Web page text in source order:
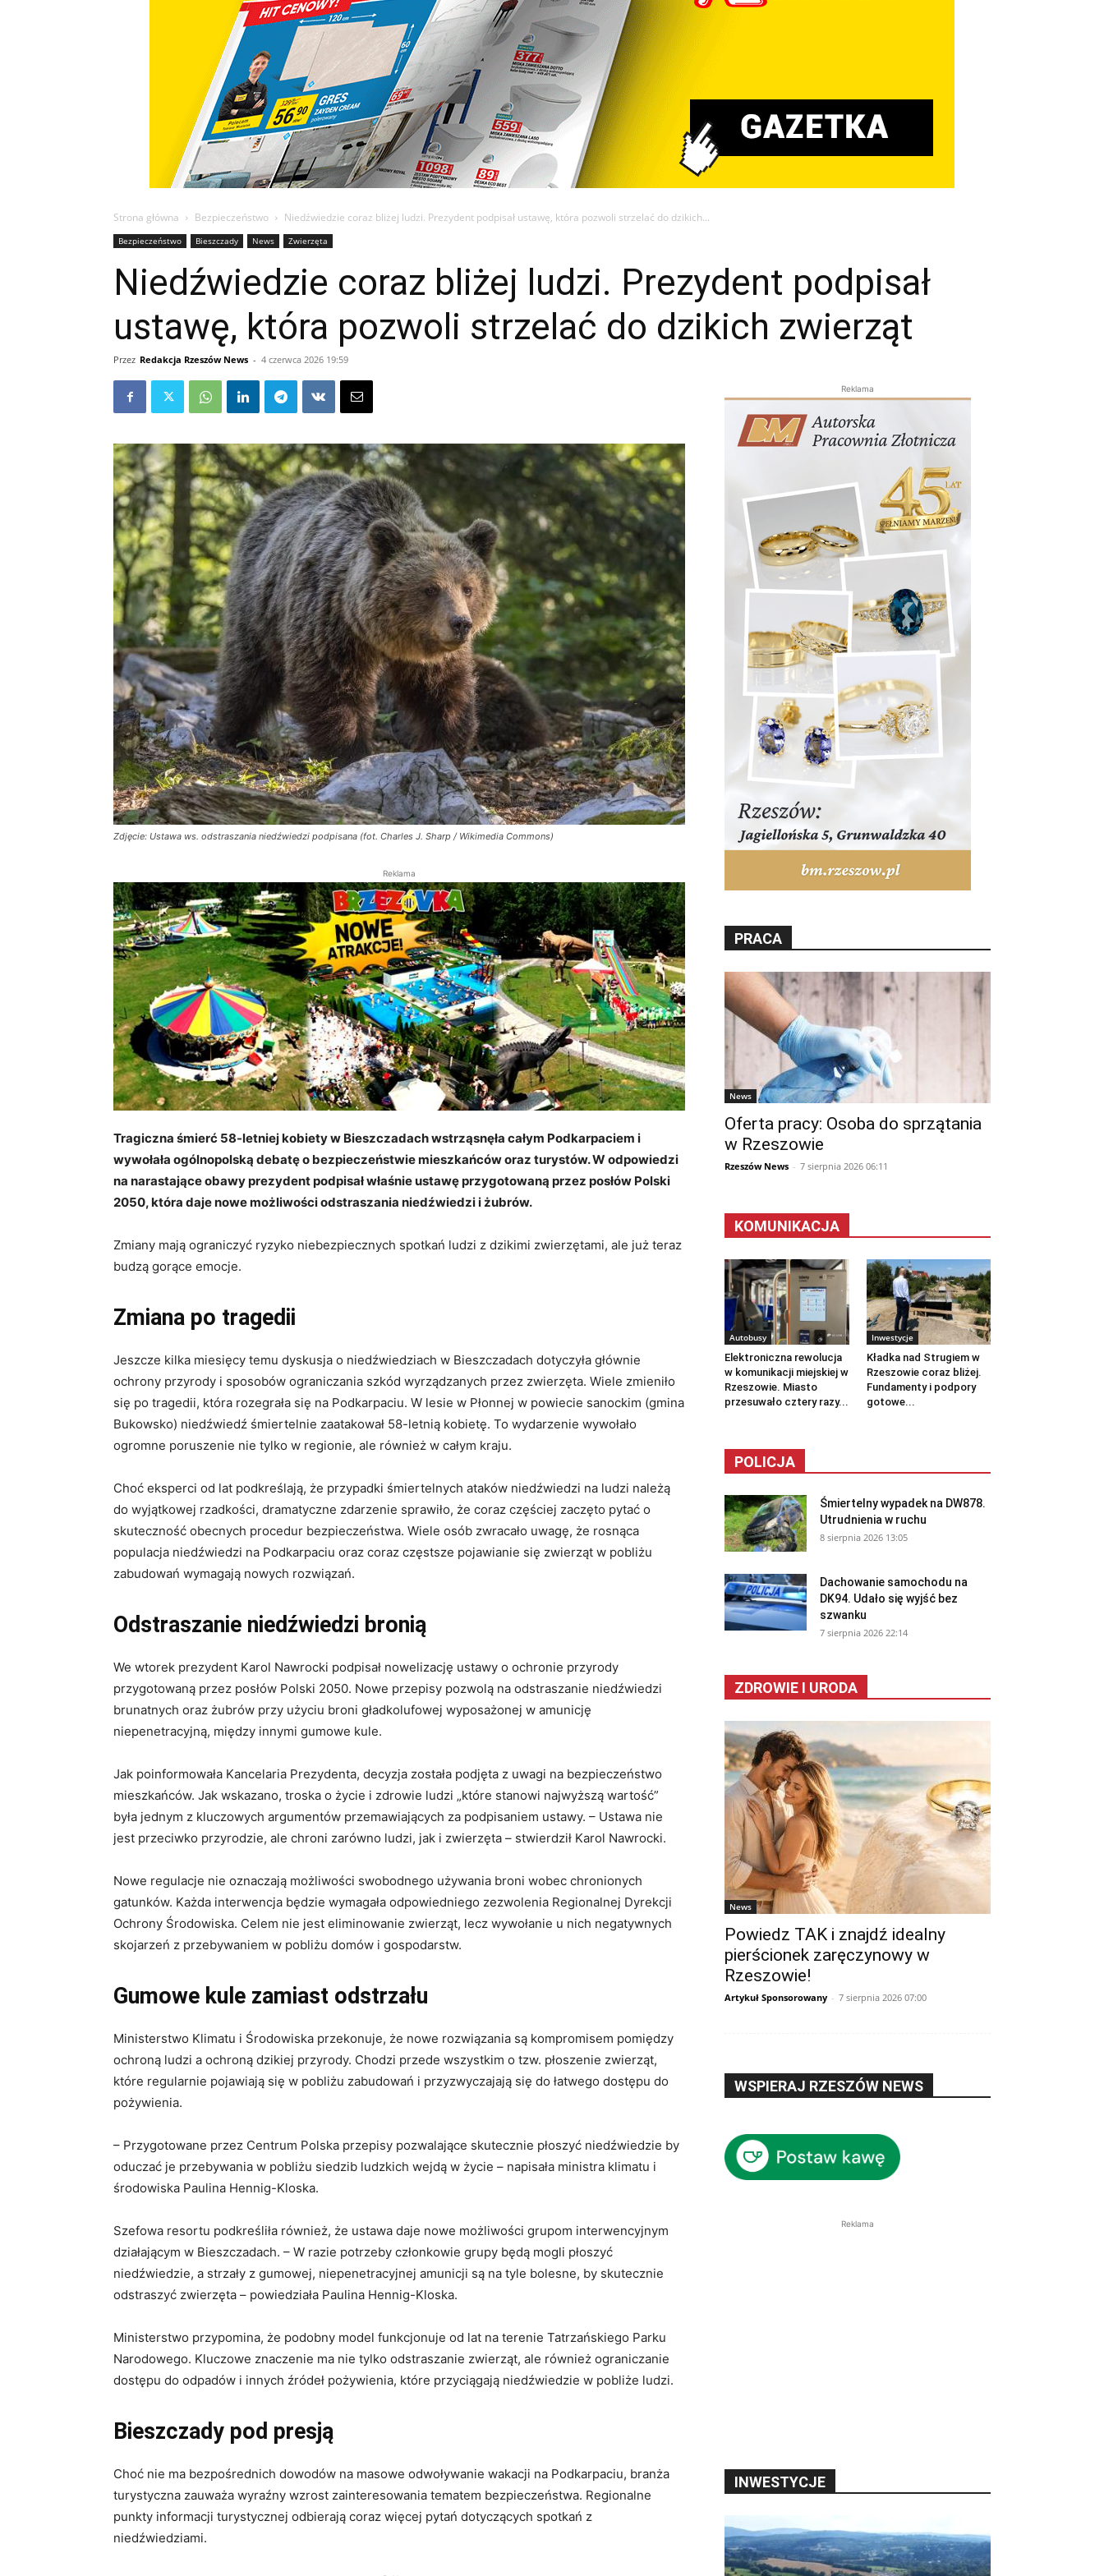
Strona główna Bezpieczeństwo Niedźwiedzie coraz bliżej ludzi. Prezydent podpisał ustawę, która pozwoli strzelać do dzikich...
Bezpieczeństwo Bieszczady News Zwierzęta
Niedźwiedzie coraz bliżej ludzi. Prezydent podpisał
ustawę, która pozwoli strzelać do dzikich zwierząt
Przez Redakcja Rzeszów News - 4 czerwca 2026 19:59
Zdjęcie: Ustawa ws. odstraszania niedźwiedzi podpisana (fot. Charles J. Sharp / Wikimedia Commons)
Reklama
Tragiczna śmierć 58-letniej kobiety w Bieszczadach wstrząsnęła całym Podkarpaciem i
wywołała ogólnopolską debatę o bezpieczeństwie mieszkańców oraz turystów. W odpowiedzi
na narastające obawy prezydent podpisał właśnie ustawę przygotowaną przez posłów Polski
2050, która daje nowe możliwości odstraszania niedźwiedzi i żubrów.
Zmiany mają ograniczyć ryzyko niebezpiecznych spotkań ludzi z dzikimi zwierzętami, ale już teraz
budzą gorące emocje.
Zmiana po tragedii
Jeszcze kilka miesięcy temu dyskusja o niedźwiedziach w Bieszczadach dotyczyła głównie
ochrony przyrody i sposobów ograniczania szkód wyrządzanych przez zwierzęta. Wiele zmieniło
się po tragedii, która rozegrała się na Podkarpaciu. W lesie w Płonnej w powiecie sanockim (gmina
Bukowsko) niedźwiedź śmiertelnie zaatakował 58-letnią kobietę. To wydarzenie wywołało
ogromne poruszenie nie tylko w regionie, ale również w całym kraju.
Choć eksperci od lat podkreślają, że przypadki śmiertelnych ataków niedźwiedzi na ludzi należą
do wyjątkowej rzadkości, dramatyczne zdarzenie sprawiło, że coraz częściej zaczęto pytać o
skuteczność obecnych procedur bezpieczeństwa. Wiele osób zwracało uwagę, że rosnąca
populacja niedźwiedzi na Podkarpaciu oraz coraz częstsze pojawianie się zwierząt w pobliżu
zabudowań wymagają nowych rozwiązań.
Odstraszanie niedźwiedzi bronią
We wtorek prezydent Karol Nawrocki podpisał nowelizację ustawy o ochronie przyrody
przygotowaną przez posłów Polski 2050. Nowe przepisy pozwolą na odstraszanie niedźwiedzi
brunatnych oraz żubrów przy użyciu broni gładkolufowej wyposażonej w amunicję
niepenetracyjną, między innymi gumowe kule.
Jak poinformowała Kancelaria Prezydenta, decyzja została podjęta z uwagi na bezpieczeństwo
mieszkańców. Jak wskazano, troska o życie i zdrowie ludzi „które stanowi najwyższą wartość”
była jednym z kluczowych argumentów przemawiających za podpisaniem ustawy. – Ustawa nie
jest przeciwko przyrodzie, ale chroni zarówno ludzi, jak i zwierzęta – stwierdził Karol Nawrocki.
Nowe regulacje nie oznaczają możliwości swobodnego używania broni wobec chronionych
gatunków. Każda interwencja będzie wymagała odpowiedniego zezwolenia Regionalnej Dyrekcji
Ochrony Środowiska. Celem nie jest eliminowanie zwierząt, lecz wywołanie u nich negatywnych
skojarzeń z przebywaniem w pobliżu domów i gospodarstw.
Gumowe kule zamiast odstrzału
Ministerstwo Klimatu i Środowiska przekonuje, że nowe rozwiązania są kompromisem pomiędzy
ochroną ludzi a ochroną dzikiej przyrody. Chodzi przede wszystkim o tzw. płoszenie zwierząt,
które regularnie pojawiają się w pobliżu zabudowań i przyzwyczajają się do łatwego dostępu do
pożywienia.
– Przygotowane przez Centrum Polska przepisy pozwalające skutecznie płoszyć niedźwiedzie by
oduczać je przebywania w pobliżu siedzib ludzkich wejdą w życie – napisała ministra klimatu i
środowiska Paulina Hennig-Kloska.
Szefowa resortu podkreśliła również, że ustawa daje nowe możliwości grupom interwencyjnym
działającym w Bieszczadach. – W razie potrzeby członkowie grupy będą mogli płoszyć
niedźwiedzie, a strzały z gumowej, niepenetracyjnej amunicji są na tyle bolesne, by skutecznie
odstraszyć zwierzęta – powiedziała Paulina Hennig-Kloska.
Ministerstwo przypomina, że podobny model funkcjonuje od lat na terenie Tatrzańskiego Parku
Narodowego. Kluczowe znaczenie ma nie tylko odstraszanie zwierząt, ale również ograniczanie
dostępu do odpadów i innych źródeł pożywienia, które przyciągają niedźwiedzie w pobliże ludzi.
Bieszczady pod presją
Choć nie ma bezpośrednich dowodów na masowe odwoływanie wakacji na Podkarpaciu, branża
turystyczna zauważa wyraźny wzrost zainteresowania tematem bezpieczeństwa. Regionalne
punkty informacji turystycznej odbierają coraz więcej pytań dotyczących spotkań z
niedźwiedziami.
Reklama
PRACA
News
Oferta pracy: Osoba do sprzątania
w Rzeszowie
Rzeszów News - 7 sierpnia 2026 06:11
KOMUNIKACJA
Autobusy
Elektroniczna rewolucja
w komunikacji miejskiej w
Rzeszowie. Miasto
przesuwało cztery razy...
Inwestycje
Kładka nad Strugiem w
Rzeszowie coraz bliżej.
Fundamenty i podpory
gotowe...
POLICJA
Śmiertelny wypadek na DW878.
Utrudnienia w ruchu
8 sierpnia 2026 13:05
Dachowanie samochodu na
DK94. Udało się wyjść bez
szwanku
7 sierpnia 2026 22:14
ZDROWIE I URODA
News
Powiedz TAK i znajdź idealny
pierścionek zaręczynowy w
Rzeszowie!
Artykuł Sponsorowany - 7 sierpnia 2026 07:00
WSPIERAJ RZESZÓW NEWS
Reklama
INWESTYCJE